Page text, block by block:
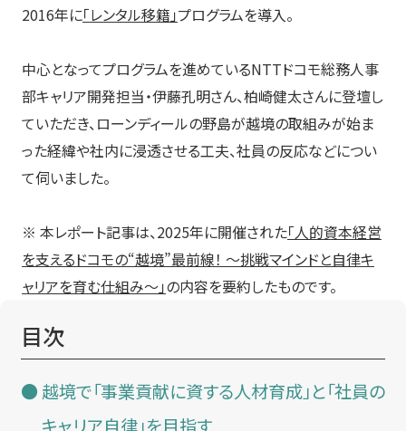
2016年に「レンタル移籍」プログラムを導入。
中心となってプログラムを進めているNTTドコモ総務人事
部キャリア開発担当・伊藤孔明さん、柏崎健太さんに登壇し
ていただき、ローンディールの野島が越境の取組みが始ま
った経緯や社内に浸透させる工夫、社員の反応などについ
て伺いました。
※ 本レポート記事は、2025年に開催された「人的資本経営
を支えるドコモの“越境”最前線！ 〜挑戦マインドと自律キ
ャリアを育む仕組み〜」の内容を要約したものです。
目次
越境で「事業貢献に資する人材育成」と「社員の
キャリア自律」を目指す